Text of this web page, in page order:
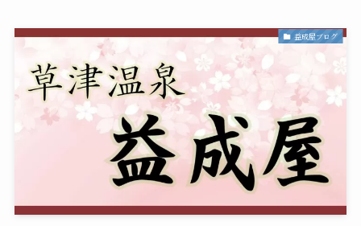
益成屋ブログ